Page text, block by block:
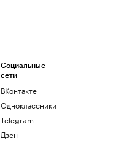
Социальные
сети
ВКонтакте
Одноклассники
Telegram
Дзен